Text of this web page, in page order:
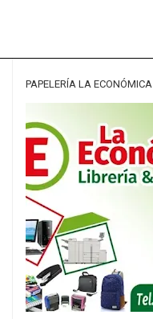
PAPELERÍA LA ECONÓMICA